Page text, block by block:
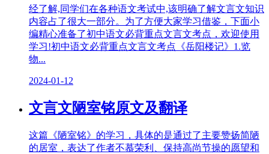
经了解,同学们在各种语文考试中,该明确了解文言文知识
内容占了很大一部分。为了方便大家学习借鉴，下面小
编精心准备了初中语文必背重点文言文考点，欢迎使用
学习!初中语文必背重点文言文考点《岳阳楼记》1.览
物...
2024-01-12
文言文陋室铭原文及翻译
这篇《陋室铭》的学习，具体的是通过了主要赞扬简陋
的居室，表达了作者不慕荣利、保持高尚节操的愿望和